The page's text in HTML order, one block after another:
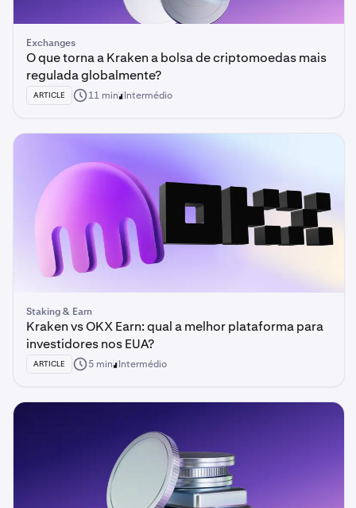
Exchanges
O que torna a Kraken a bolsa de criptomoedas mais
regulada globalmente?
ARTICLE 11 min Intermédio
Staking & Earn
Kraken vs OKX Earn: qual a melhor plataforma para
investidores nos EUA?
ARTICLE 5 min Intermédio